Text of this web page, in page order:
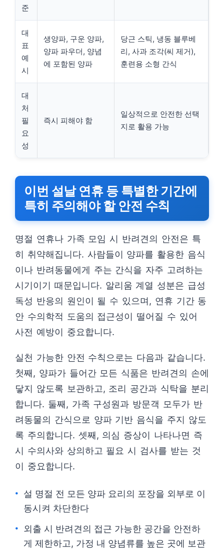
준
대
표
예
시
생양파, 구운 양파,
양파 파우더, 양념
에 포함된 양파
당근 스틱, 냉동 블루베
리, 사과 조각(씨 제거),
훈련용 소형 간식
대
처
필
요
성
즉시 피해야 함
일상적으로 안전한 선택
지로 활용 가능
이번 설날 연휴 등 특별한 기간에
특히 주의해야 할 안전 수칙
명절 연휴나 가족 모임 시 반려견의 안전은 특
히 취약해집니다. 사람들이 양파를 활용한 음식
이나 반려동물에게 주는 간식을 자주 고려하는
시기이기 때문입니다. 알리움 계열 성분은 급성
독성 반응의 원인이 될 수 있으며, 연휴 기간 동
안 수의학적 도움의 접근성이 떨어질 수 있어
사전 예방이 중요합니다.
실천 가능한 안전 수칙으로는 다음과 같습니다.
첫째, 양파가 들어간 모든 식품은 반려견의 손에
닿지 않도록 보관하고, 조리 공간과 식탁을 분리
합니다. 둘째, 가족 구성원과 방문객 모두가 반
려동물의 간식으로 양파 기반 음식을 주지 않도
록 주의합니다. 셋째, 의심 증상이 나타나면 즉
시 수의사와 상의하고 필요 시 검사를 받는 것
이 중요합니다.
설 명절 전 모든 양파 요리의 포장을 외부로 이
동시켜 차단한다
외출 시 반려견의 접근 가능한 공간을 안전하
게 제한하고, 가정 내 양념류를 높은 곳에 보관